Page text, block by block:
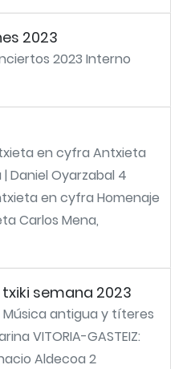
2023
2023 Interno
en cyfra Antxieta
Daniel Oyarzabal 4
en cyfra Homenaje
Carlos Mena,
semana 2023
Música antigua y títeres
VITORIA-GASTEIZ:
Aldecoa 2